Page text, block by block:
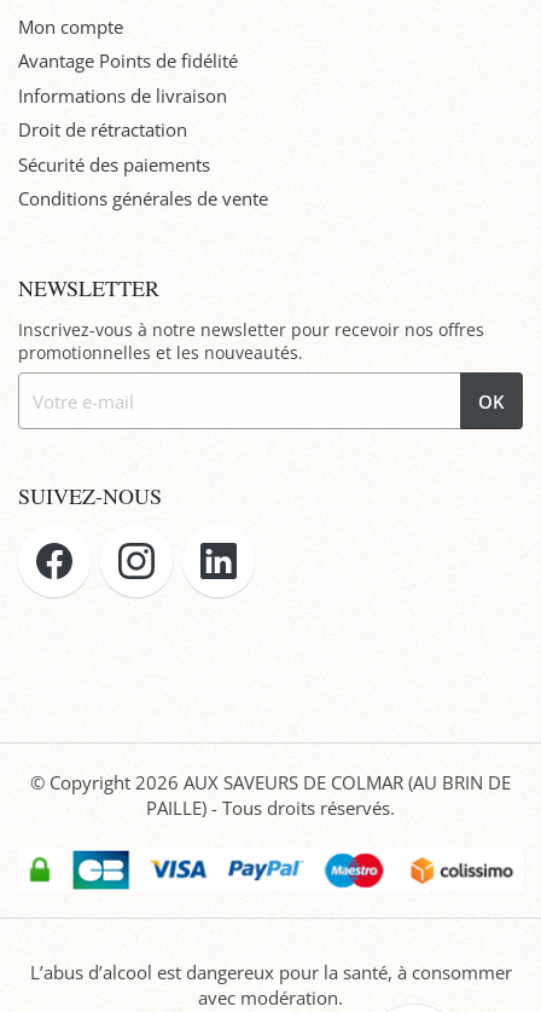
Mon compte
Avantage Points de fidélité
Informations de livraison
Droit de rétractation
Sécurité des paiements
Conditions générales de vente
NEWSLETTER
Inscrivez-vous à notre newsletter pour recevoir nos offres
promotionnelles et les nouveautés.
OK
SUIVEZ-NOUS
© Copyright 2026 AUX SAVEURS DE COLMAR (AU BRIN DE
PAILLE) - Tous droits réservés.
L’abus d’alcool est dangereux pour la santé, à consommer
avec modération.